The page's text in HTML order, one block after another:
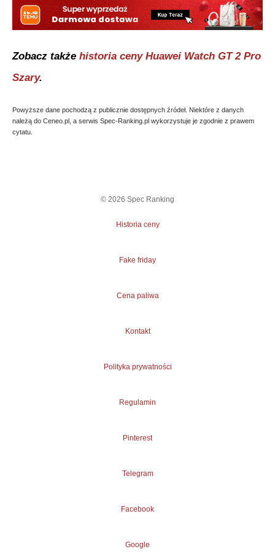
Zobacz także historia ceny Huawei Watch GT 2 Pro
Szary.
Powyższe dane pochodzą z publicznie dostępnych źródeł. Niektóre z danych
należą do Ceneo.pl, a serwis Spec-Ranking.pl wykorzystuje je zgodnie z prawem
cytatu.
© 2026 Spec Ranking
Historia ceny
Fake friday
Cena paliwa
Kontakt
Polityka prywatności
Regulamin
Pinterest
Telegram
Facebook
Google